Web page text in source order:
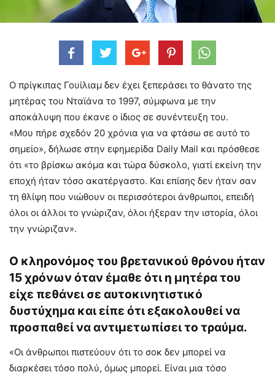
Ο πρίγκιπας Γουίλιαμ δεν έχει ξεπεράσει το θάνατο της
μητέρας του Νταϊάνα το 1997, σύμφωνα με την
αποκάλυψη που έκανε ο ίδιος σε συνέντευξη του.
«Μου πήρε σχεδόν 20 χρόνια για να φτάσω σε αυτό το
σημείο», δήλωσε στην εφημερίδα Daily Mail και πρόσθεσε
ότι «το βρίσκω ακόμα και τώρα δύσκολο, γιατί εκείνη την
εποχή ήταν τόσο ακατέργαστο. Και επίσης δεν ήταν σαν
τη θλίψη που νιώθουν οι περισσότεροι άνθρωποι, επειδή
όλοι οι άλλοι το γνώριζαν, όλοι ήξεραν την ιστορία, όλοι
την γνώριζαν».
Ο κληρονόμος του βρετανικού θρόνου ήταν
15 χρόνων όταν έμαθε ότι η μητέρα του
είχε πεθάνει σε αυτοκινητιστικό
δυστύχημα και είπε ότι εξακολουθεί να
προσπαθεί να αντιμετωπίσει το τραύμα.
«Οι άνθρωποι πιστεύουν ότι το σοκ δεν μπορεί να
διαρκέσει τόσο πολύ, όμως μπορεί. Είναι μια τόσο